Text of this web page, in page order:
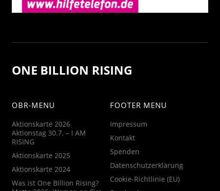
ONE BILLION RISING
OBR-MENU
Aktionskarte 2026
Aktionstag 30.7. – I AM
RISING
Aktionskarte 2025
Aktionskarte 2024
Was ist One Billion Rising?
FOOTER MENU
Impressum
Kontakt
Spenden
Datenschutzerklärung
Cookie-Richtlinie (EU)